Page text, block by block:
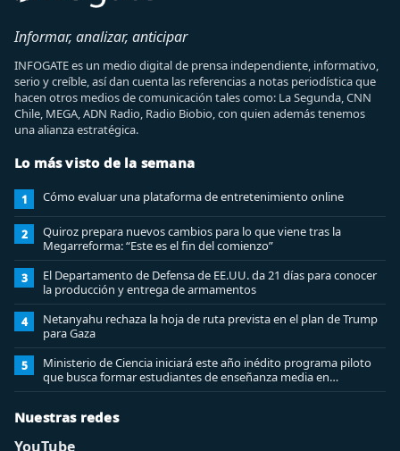
Informar, analizar, anticipar
INFOGATE es un medio digital de prensa independiente, informativo,
serio y creíble, así dan cuenta las referencias a notas periodística que
hacen otros medios de comunicación tales como: La Segunda, CNN
Chile, MEGA, ADN Radio, Radio Biobio, con quien además tenemos
una alianza estratégica.
Lo más visto de la semana
1 Cómo evaluar una plataforma de entretenimiento online
2
Quiroz prepara nuevos cambios para lo que viene tras la
Megarreforma: “Este es el fin del comienzo”
3
El Departamento de Defensa de EE.UU. da 21 días para conocer
la producción y entrega de armamentos
4
Netanyahu rechaza la hoja de ruta prevista en el plan de Trump
para Gaza
5
Ministerio de Ciencia iniciará este año inédito programa piloto
que busca formar estudiantes de enseñanza media en
ciberseguridad
Nuestras redes
YouTube